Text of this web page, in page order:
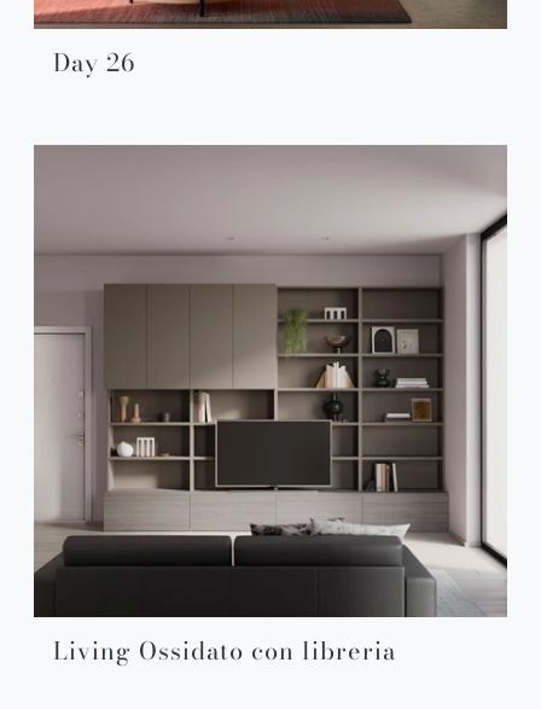
Day 26
Living Ossidato con libreria